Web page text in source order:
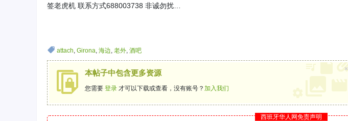
签老虎机 联系方式688003738 非诚勿扰…
attach, Girona, 海边, 老外, 酒吧
本帖子中包含更多资源
您需要 登录 才可以下载或查看，没有账号？ 加入我们
×
西班牙华人网免责声明